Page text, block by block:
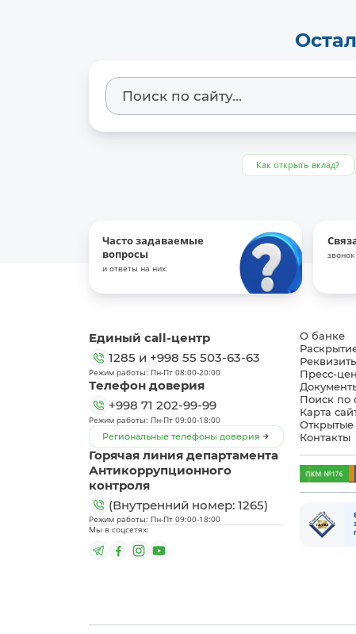
Как открыть вклад?
Часто задаваемые
вопросы
и ответы на них
Единый call-центр
1285 и +998 55 503-63-63
Режим работы: Пн-Пт 08:00-20:00
Телефон доверия
+998 71 202-99-99
Режим работы: Пн-Пт 09:00-18:00
Региональные телефоны доверия
Горячая линия департамента
Антикоррупционного
контроля
(Внутренний номер: 1265)
Режим работы: Пн-Пт 09:00-18:00
Мы в соцсетях:
О банке
Пресс-
Поиск по
Карта
Контакты